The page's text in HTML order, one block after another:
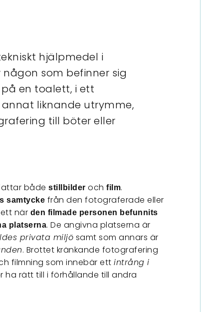
hjälpmedel i
som befinner sig
en toalett, i ett
liknande utrymme,
till böter eller
bådestillbilder ochfilm.
samtycke från den fotograferade eller
när den filmade personen befunnits
platserna. De angivna platserna är
privata miljö samt som annars är
. Brottet kränkande fotografering
filmning som innebär ettintrång i
ha rätt till i förhållande till andra